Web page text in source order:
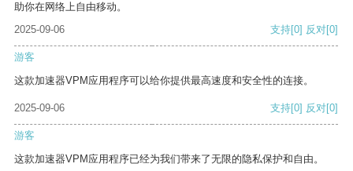
助你在网络上自由移动。
2025-09-06
支持[0] 反对[0]
游客
这款加速器VPM应用程序可以给你提供最高速度和安全性的连接。
2025-09-06 支持[0] 反对[0]
游客
这款加速器VPM应用程序已经为我们带来了无限的隐私保护和自由。